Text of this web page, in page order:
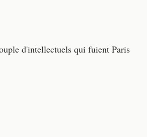
d'intellectuels qui fuient Paris